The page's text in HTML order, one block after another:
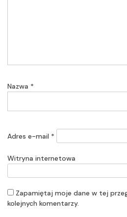
Nazwa *
Adres e-mail *
Witryna internetowa
Zapamiętaj moje dane w tej
kolejnych komentarzy.